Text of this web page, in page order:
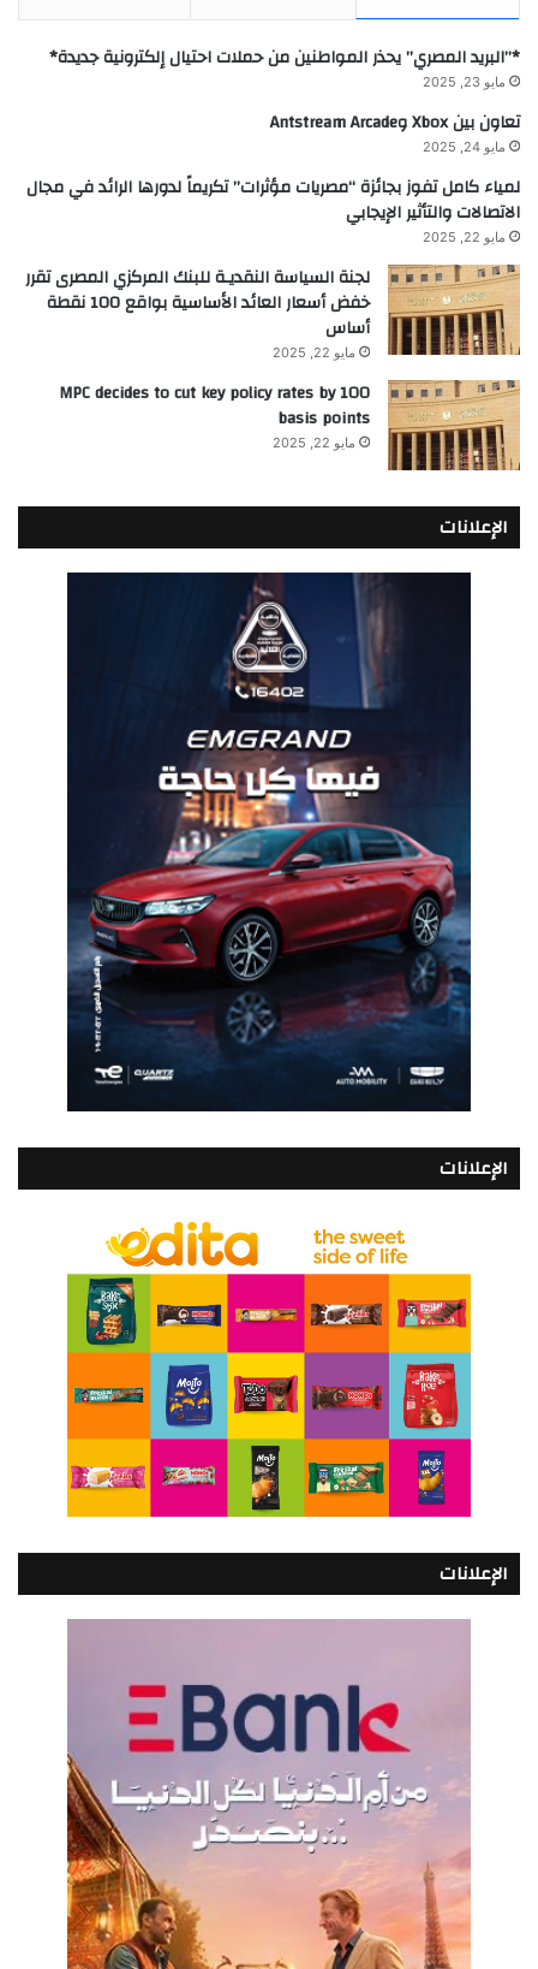
*”البريد المصري” يحذر المواطنين من حملات احتيال إلكترونية جديدة*
مايو 23, 2025
تعاون بين Xbox وAntstream Arcade
مايو 24, 2025
لمياء كامل تفوز بجائزة “مصريات مؤثرات” تكريماً لدورها الرائد في مجال
الاتصالات والتأثير الإيجابي
مايو 22, 2025
لجنة السياسة النقديـة للبنك المركزي المصرى تقرر
خفض أسعار العائد الأساسية بواقع 100 نقطة
أساس
مايو 22, 2025
MPC decides to cut key policy rates by 100
basis points
مايو 22, 2025
الإعلانات
الإعلانات
الإعلانات